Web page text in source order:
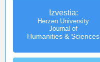
Izvestia:
Herzen University
Journal of
Humanities & Sciences